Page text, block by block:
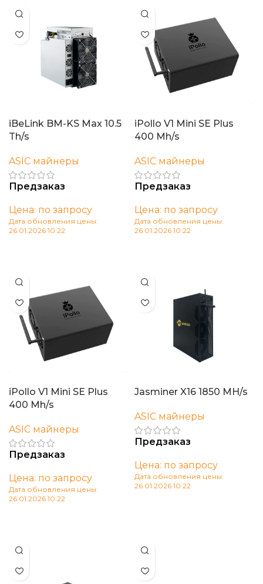
iBeLink BM-KS Max 10.5
Th/s
ASIC майнеры
Предзаказ
Цена: по запросу
Дата обновления цены:
26.01.2026 10:22
iPollo V1 Mini SE Plus
400 Mh/s
ASIC майнеры
Предзаказ
Цена: по запросу
Дата обновления цены:
26.01.2026 10:22
iPollo V1 Mini SE Plus
400 Mh/s
ASIC майнеры
Предзаказ
Цена: по запросу
Дата обновления цены:
26.01.2026 10:22
Jasminer X16 1850 MH/s
ASIC майнеры
Предзаказ
Цена: по запросу
Дата обновления цены:
26.01.2026 10:22